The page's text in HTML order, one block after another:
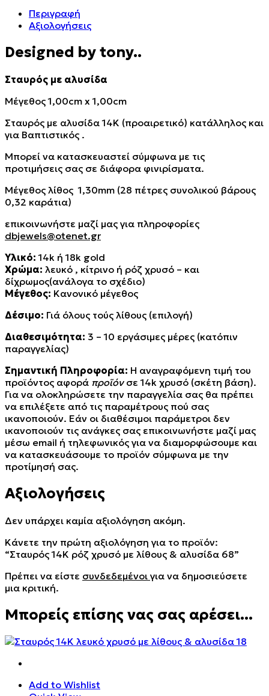
Περιγραφή
Αξιολογήσεις
Designed by tony..
Σταυρός με αλυσίδα
Μέγεθος 1,00cm x 1,00cm
Σταυρός με αλυσίδα 14Κ (προαιρετικό) κατάλληλος και
για Βαπτιστικός .
Μπορεί να κατασκευαστεί σύμφωνα με τις
προτιμήσεις σας σε διάφορα φινιρίσματα.
Μέγεθος λίθος 1,30mm (28 πέτρες συνολικού βάρους
0,32 καράτια)
επικοινωνήστε μαζί μας για πληροφορίες
dbjewels@otenet.gr
Υλικό:14k ή 18k gold
Χρώμα: λευκό , κίτρινο ή ρόζ χρυσό – και
δίχρωμος(ανάλογα το σχέδιο)
Μέγεθος: Κανονικό μέγεθος
Δέσιμο: Γιά όλους τούς λίθους (επιλογή)
Διαθεσιμότητα: 3 – 10 εργάσιμες μέρες (κατόπιν
παραγγελίας)
Σημαντική Πληροφορία: Η αναγραφόμενη τιμή του
προϊόντος αφορά προϊόνσε 14k χρυσό (σκέτη βάση).
Για να ολοκληρώσετε την παραγγελία σας θα πρέπει
να επιλέξετε από τις παραμέτρους πού σας
ικανοποιούν. Εάν οι διαθέσιμοι παράμετροι δεν
ικανοποιούν τις ανάγκες σας επικοινωνήστε μαζί μας
μέσω email ή τηλεφωνικός για να διαμορφώσουμε και
να κατασκευάσουμε το προϊόν σύμφωνα με την
προτίμησή σας.
Αξιολογήσεις
Δεν υπάρχει καμία αξιολόγηση ακόμη.
Κάνετε την πρώτη αξιολόγηση για το προϊόν:
“Σταυρός 14Κ ρόζ χρυσό με λίθους & αλυσίδα 68”
Πρέπει να είστε συνδεδεμένοι για να δημοσιεύσετε
μια κριτική.
Μπορείς επίσης νας σας αρέσει...
Add to Wishlist